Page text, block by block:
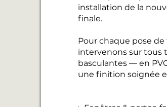
installation de la
finale.
Pour chaque pose
intervenons sur tous
basculantes — en
une finition soignée